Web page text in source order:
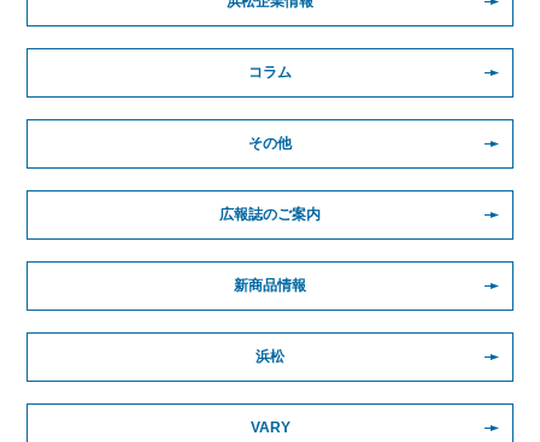
コラム
その他
広報誌のご案内
新商品情報
浜松
VARY